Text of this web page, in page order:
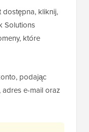
kliknij,
Solutions
które
podając
e-mail oraz